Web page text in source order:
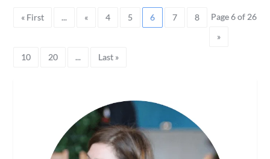
Page 6 of 26
« First ... « 4 5 6 7
8
»
10
20 ... Last »